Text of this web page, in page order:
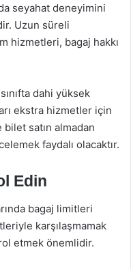
seyahat deneyimini
Uzun süreli
hizmetleri, bagaj hakkı
dahi yüksek
ekstra hizmetler için
satın almadan
faydalı olacaktır.
Edin
bagaj limitleri
karşılaşmamak
etmek önemlidir.